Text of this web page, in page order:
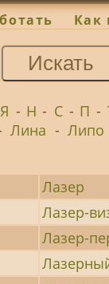
Как
Я - Н - С - П -
Лина - Липо
Лазер
Лазер-
Лазер-